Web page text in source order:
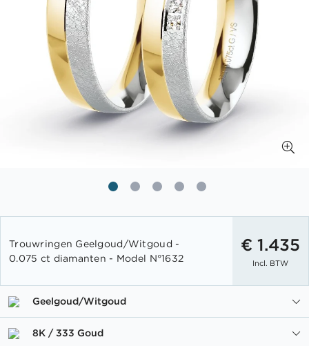
het
begin
de
afbeeldingen-
Trouwringen Geelgoud/Witgoud -
0.075 ct diamanten - Model N°1632
€ 1.435
Incl. BTW
Geelgoud/Witgoud
8K / 333 Goud